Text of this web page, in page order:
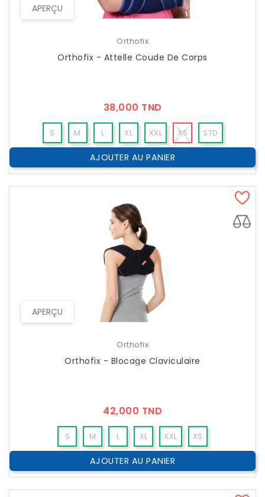
APERÇU
Orthofix
Orthofix - Attelle Coude De Corps
38,000 TND
S M L XL XXL XS STD
AJOUTER AU PANIER
APERÇU
Orthofix
Orthofix - Blocage Claviculaire
42,000 TND
S M L XL XXL XS
AJOUTER AU PANIER